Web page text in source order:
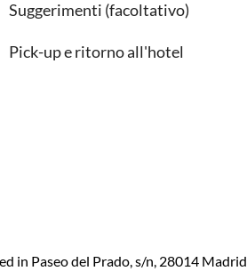
Suggerimenti (facoltativo)
Pick-up e ritorno all'hotel
in Paseo del Prado, s/n, 28014 Madrid